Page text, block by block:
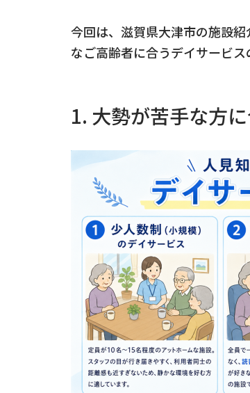
今回は、滋賀県大津市の施設
なご高齢者に合うデイサービス
1. 大勢が苦手な方